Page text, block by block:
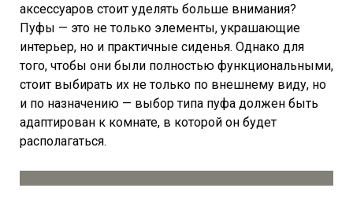
аксессуаров стоит уделять больше внимания?
Пуфы — это не только элементы, украшающие
интерьер, но и практичные сиденья. Однако для
того, чтобы они были полностью функциональными,
стоит выбирать их не только по внешнему виду, но
и по назначению — выбор типа пуфа должен быть
адаптирован к комнате, в которой он будет
располагаться.